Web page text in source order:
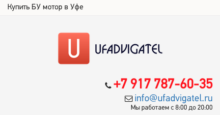
Купить БУ мотор в Уфе
+7 917 787-60-35
info@ufadvigatel.ru
Мы работаем с 8:00 до 20:00